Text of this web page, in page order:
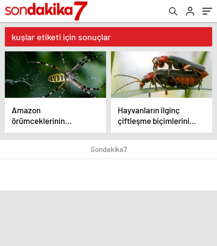
kuşlar etiketi için sonuçlar
Amazon
örümceklerinin
esrarengiz dünyalarına
gitmeye hazır olun.
Hayvanların ilginç
çiftleşme biçimlerini
National Geographic
görüntüledi.
Sondakika7